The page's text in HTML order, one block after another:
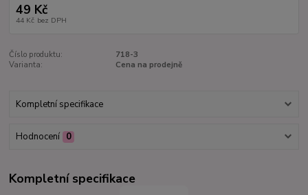
49 Kč
44 Kč bez DPH
Číslo produktu:
718-3
Varianta:
Cena na prodejně
Kompletní specifikace
Hodnocení 0
Kompletní specifikace